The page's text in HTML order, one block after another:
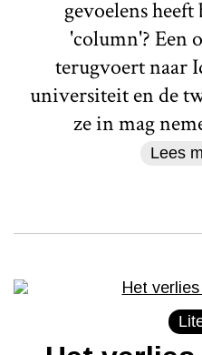
gevoelens
'column'? Een
terugvoert naar
universiteit en de
ze in mag
Lees